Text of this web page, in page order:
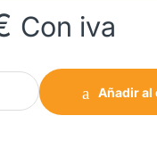
Con iva
TEKA DH110 DY110 340
Añadir al